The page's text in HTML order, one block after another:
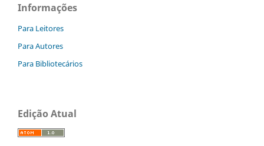
Informações
Para Leitores
Para Autores
Para Bibliotecários
Edição Atual